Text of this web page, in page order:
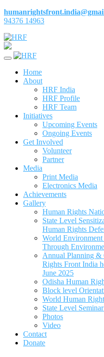
94376 14963
Home
About
HRF India
HRF Profile
HRF Team
Initiatives
Upcoming Events
Ongoing Events
Get Involved
Volunteer
Partner
Media
Print Media
Electronics Media
Achievements
Gallery
Human Rights
State Level
Human Rights
World
Through
Annual Planning &
Rights Front India
June 2025
Odisha Human
Block level
World Human
State Level
Photos
Video
Contact
Donate